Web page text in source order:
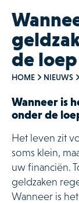
de
HOME NIEUWS
Wanneer is
onder de
Het leven zit
soms klein,
uw financiën.
geldzaken
Wanneer is